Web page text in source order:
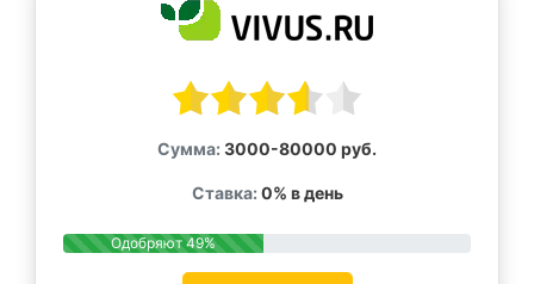
Сумма: 3000-80000 руб.
Ставка: 0% в день
Одобряют 49%